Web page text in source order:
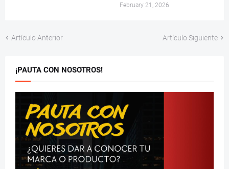
February 21, 2026
Artículo Anterior Artículo Siguiente
¡PAUTA CON NOSOTROS!